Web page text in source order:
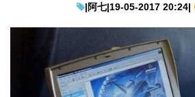
遊戲動漫
EduTech
|阿七|19-05-2017 20:24|